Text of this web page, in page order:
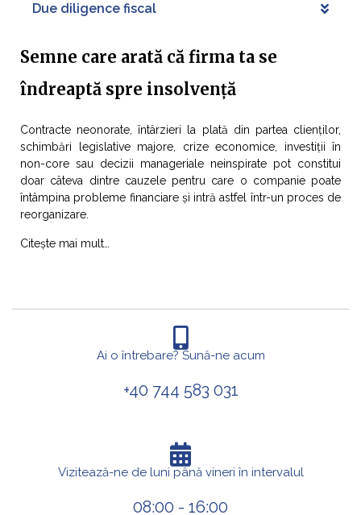
Due diligence fiscal
Semne care arată că firma ta se
îndreaptă spre insolvență
Contracte neonorate, întârzieri la plată din partea clienților,
schimbări legislative majore, crize economice, investiții în
non-core sau decizii manageriale neinspirate pot constitui
doar câteva dintre cauzele pentru care o companie poate
întâmpina probleme financiare și intră astfel într-un proces de
reorganizare.
Citește mai mult…
Ai o întrebare? Sună-ne acum
+40 744 583 031
Vizitează-ne de luni până vineri în intervalul
08:00 - 16:00